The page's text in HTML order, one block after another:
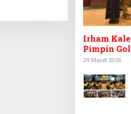
Irham
Pimpin
Ketiga
29 Maret 2026